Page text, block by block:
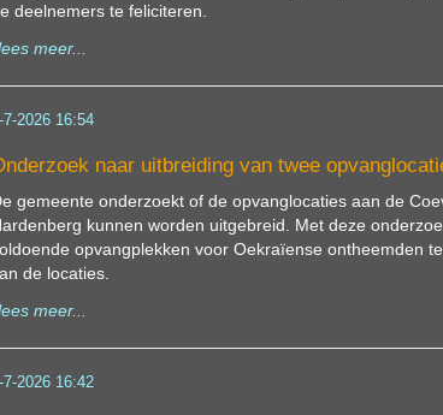
deelnemers te feliciteren.
meer...
7-2026 16:54
naar uitbreiding van twee
gemeente onderzoekt of de opvanglocaties aan de
kunnen worden uitgebreid. Met deze
opvangplekken voor Oekraïense ontheemden
de locaties.
meer...
7-2026 16:42